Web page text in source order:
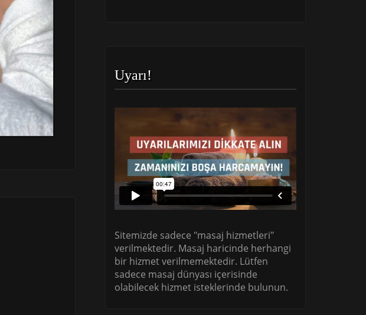
Uyarı!
Sitemizde sadece "masaj hizmetleri"
verilmektedir. Masaj haricinde herhangi
bir hizmet verilmemektedir. Lütfen
sadece masaj dünyası içerisinde
olabilecek hizmet isteklerinde bulunun.